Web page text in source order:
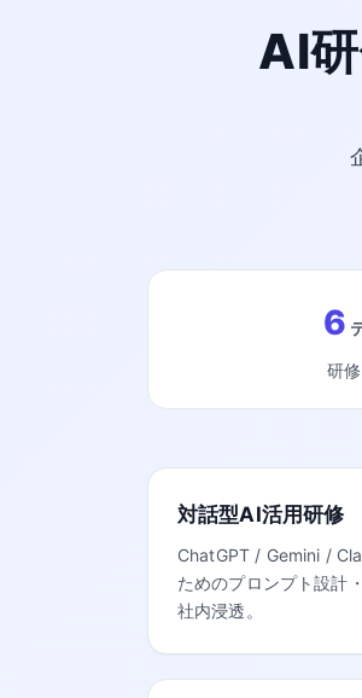
AI
6
研
対話型AI活用研修
ChatGPT / Gemini /
ためのプロンプト設計
社内浸透。